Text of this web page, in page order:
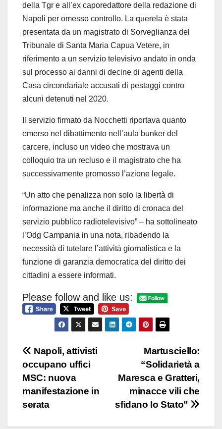
della Tgr e all’ex caporedattore della redazione di
Napoli per omesso controllo. La querela è stata
presentata da un magistrato di Sorveglianza del
Tribunale di Santa Maria Capua Vetere, in
riferimento a un servizio televisivo andato in onda
sul processo ai danni di decine di agenti della
Casa circondariale accusati di pestaggi contro
alcuni detenuti nel 2020.
Il servizio firmato da Nocchetti riportava quanto
emerso nel dibattimento nell’aula bunker del
carcere, incluso un video che mostrava un
colloquio tra un recluso e il magistrato che ha
successivamente promosso l’azione legale.
“Un atto che penalizza non solo la libertà di
informazione ma anche il diritto di cronaca del
servizio pubblico radiotelevisivo” – ha sottolineato
l’Odg Campania in una nota, ribadendo la
necessità di tutelare l’attività giornalistica e la
funzione di garanzia democratica del diritto dei
cittadini a essere informati.
Please follow and like us:
Navigazione
articoli
Martusciello:
“Solidarietà a
Maresca e Gratteri,
minacce vili che
sfidano lo Stato”
Napoli, attivisti
occupano uffici
MSC: nuova
manifestazione in
serata